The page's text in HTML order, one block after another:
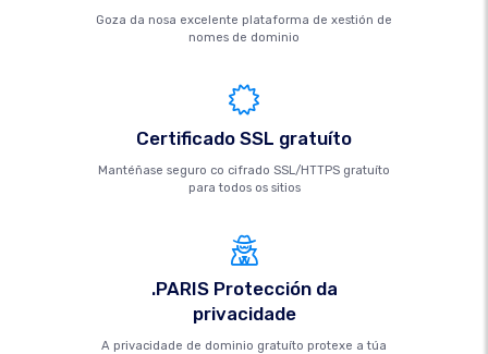
Goza da nosa excelente plataforma de xestión de
nomes de dominio
Certificado SSL gratuíto
Mantéñase seguro co cifrado SSL/HTTPS gratuíto
para todos os sitios
.PARIS Protección da
privacidade
A privacidade de dominio gratuíto protexe a túa